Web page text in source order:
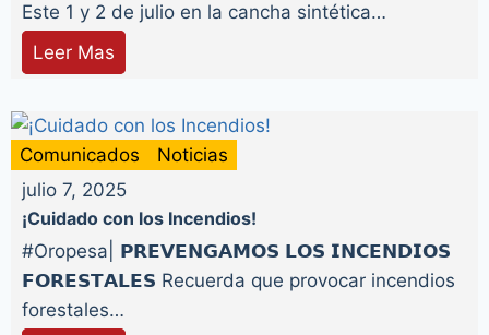
Este 1 y 2 de julio en la cancha sintética…
Leer Mas
Comunicados
Noticias
julio 7, 2025
¡Cuidado con los Incendios!
#Oropesa| 𝗣𝗥𝗘𝗩𝗘𝗡𝗚𝗔𝗠𝗢𝗦 𝗟𝗢𝗦 𝗜𝗡𝗖𝗘𝗡𝗗𝗜𝗢𝗦
𝗙𝗢𝗥𝗘𝗦𝗧𝗔𝗟𝗘𝗦 Recuerda que provocar incendios
forestales…